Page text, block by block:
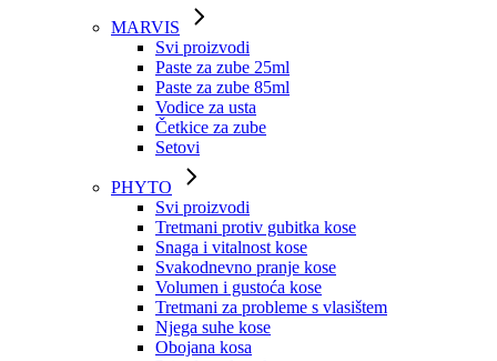
MARVIS
Svi proizvodi
Paste za zube 25ml
Paste za zube 85ml
Vodice za usta
Četkice za zube
Setovi
PHYTO
Svi proizvodi
Tretmani protiv gubitka kose
Snaga i vitalnost kose
Svakodnevno pranje kose
Volumen i gustoća kose
Tretmani za probleme s vlasištem
Njega suhe kose
Obojana kosa